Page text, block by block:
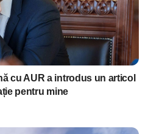
cu AUR a introdus un articol
pentru mine